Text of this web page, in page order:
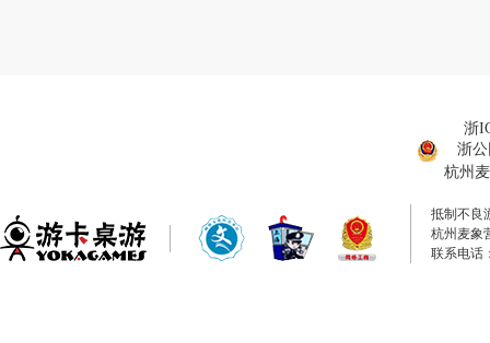
浙
浙公
杭州
抵制不良
杭州麦象
联系电话